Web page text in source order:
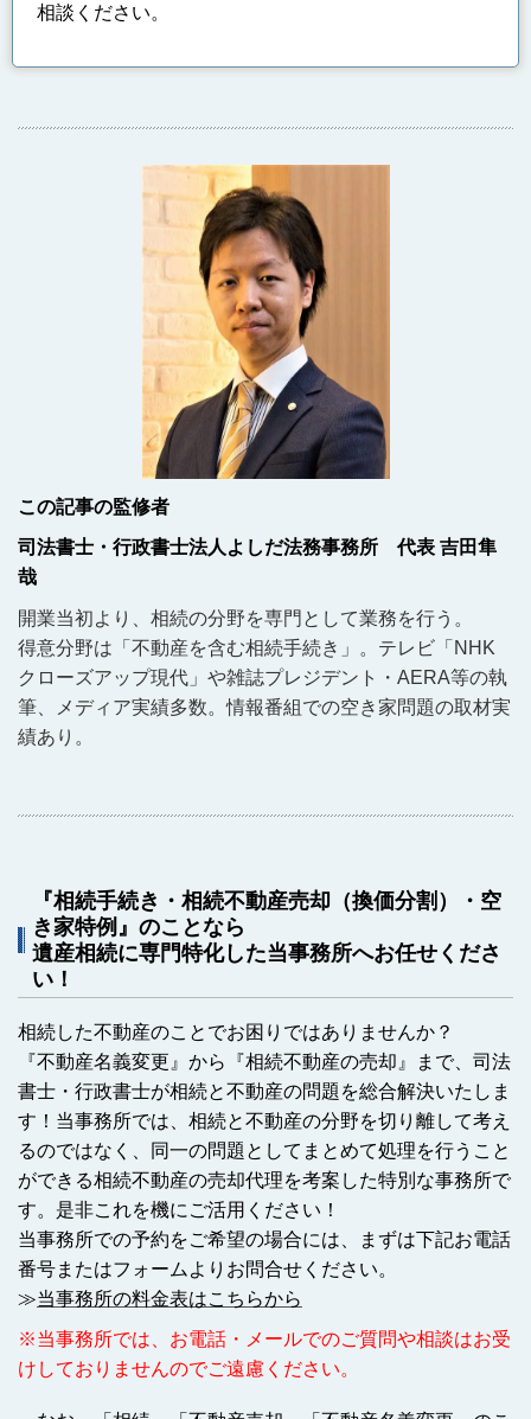
相談ください。
この記事の監修者
司法書士・行政書士法人よしだ法務事務所 代表 吉田隼
哉
開業当初より、相続の分野を専門として業務を行う。
得意分野は「不動産を含む相続手続き」。テレビ「NHK
クローズアップ現代」や雑誌プレジデント・AERA等の執
筆、メディア実績多数。情報番組での空き家問題の取材実
績あり。
『相続手続き・相続不動産売却（換価分割）・空
き家特例』のことなら
遺産相続に専門特化した当事務所へお任せくださ
い！
相続した不動産のことでお困りではありませんか？
『不動産名義変更』から『相続不動産の売却』まで、司法
書士・行政書士が相続と不動産の問題を総合解決いたしま
す！当事務所では、相続と不動産の分野を切り離して考え
るのではなく、同一の問題としてまとめて処理を行うこと
ができる相続不動産の売却代理を考案した特別な事務所で
す。是非これを機にご活用ください！
当事務所での予約をご希望の場合には、まずは下記お電話
番号またはフォームよりお問合せください。
≫当事務所の料金表はこちらから
※当事務所では、お電話・メールでのご質問や相談はお受
けしておりませんのでご遠慮ください。